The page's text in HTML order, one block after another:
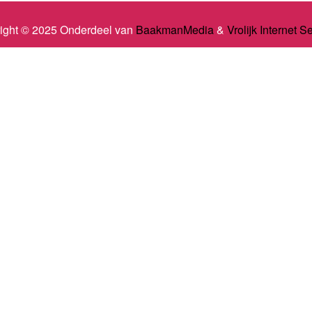
© 2025 Onderdeel van BaakmanMedia& Vrolijk Internet